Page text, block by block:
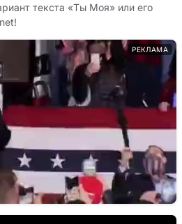
текста «Ты Моя» или его
РЕКЛАМА